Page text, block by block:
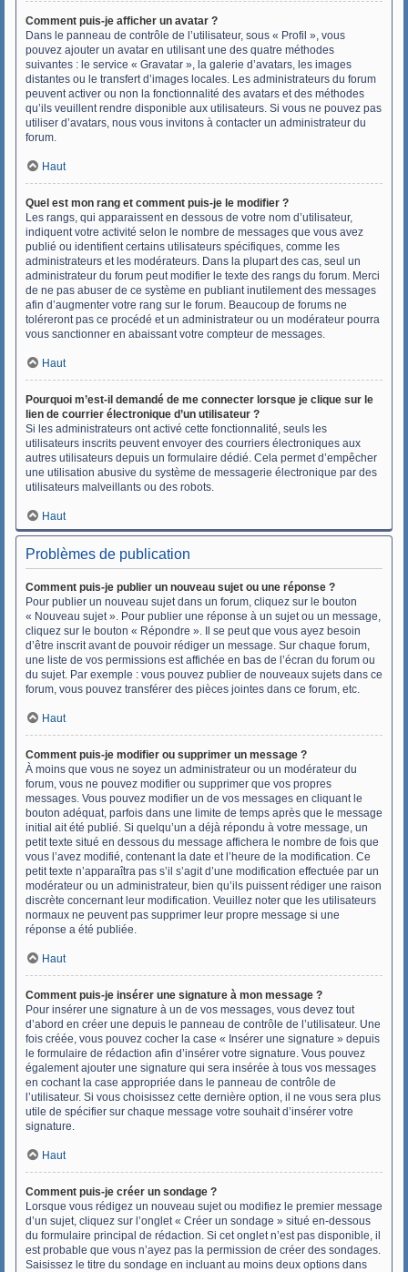
Comment puis-je afficher un avatar ?
Dans le panneau de contrôle de l’utilisateur, sous « Profil », vous
pouvez ajouter un avatar en utilisant une des quatre méthodes
suivantes : le service « Gravatar », la galerie d’avatars, les images
distantes ou le transfert d’images locales. Les administrateurs du forum
peuvent activer ou non la fonctionnalité des avatars et des méthodes
qu’ils veuillent rendre disponible aux utilisateurs. Si vous ne pouvez pas
utiliser d’avatars, nous vous invitons à contacter un administrateur du
forum.
Haut
Quel est mon rang et comment puis-je le modifier ?
Les rangs, qui apparaissent en dessous de votre nom d’utilisateur,
indiquent votre activité selon le nombre de messages que vous avez
publié ou identifient certains utilisateurs spécifiques, comme les
administrateurs et les modérateurs. Dans la plupart des cas, seul un
administrateur du forum peut modifier le texte des rangs du forum. Merci
de ne pas abuser de ce système en publiant inutilement des messages
afin d’augmenter votre rang sur le forum. Beaucoup de forums ne
toléreront pas ce procédé et un administrateur ou un modérateur pourra
vous sanctionner en abaissant votre compteur de messages.
Haut
Pourquoi m’est-il demandé de me connecter lorsque je clique sur le
lien de courrier électronique d’un utilisateur ?
Si les administrateurs ont activé cette fonctionnalité, seuls les
utilisateurs inscrits peuvent envoyer des courriers électroniques aux
autres utilisateurs depuis un formulaire dédié. Cela permet d’empêcher
une utilisation abusive du système de messagerie électronique par des
utilisateurs malveillants ou des robots.
Haut
Problèmes de publication
Comment puis-je publier un nouveau sujet ou une réponse ?
Pour publier un nouveau sujet dans un forum, cliquez sur le bouton
« Nouveau sujet ». Pour publier une réponse à un sujet ou un message,
cliquez sur le bouton « Répondre ». Il se peut que vous ayez besoin
d’être inscrit avant de pouvoir rédiger un message. Sur chaque forum,
une liste de vos permissions est affichée en bas de l’écran du forum ou
du sujet. Par exemple : vous pouvez publier de nouveaux sujets dans ce
forum, vous pouvez transférer des pièces jointes dans ce forum, etc.
Haut
Comment puis-je modifier ou supprimer un message ?
À moins que vous ne soyez un administrateur ou un modérateur du
forum, vous ne pouvez modifier ou supprimer que vos propres
messages. Vous pouvez modifier un de vos messages en cliquant le
bouton adéquat, parfois dans une limite de temps après que le message
initial ait été publié. Si quelqu’un a déjà répondu à votre message, un
petit texte situé en dessous du message affichera le nombre de fois que
vous l’avez modifié, contenant la date et l’heure de la modification. Ce
petit texte n’apparaîtra pas s’il s’agit d’une modification effectuée par un
modérateur ou un administrateur, bien qu’ils puissent rédiger une raison
discrète concernant leur modification. Veuillez noter que les utilisateurs
normaux ne peuvent pas supprimer leur propre message si une
réponse a été publiée.
Haut
Comment puis-je insérer une signature à mon message ?
Pour insérer une signature à un de vos messages, vous devez tout
d’abord en créer une depuis le panneau de contrôle de l’utilisateur. Une
fois créée, vous pouvez cocher la case « Insérer une signature » depuis
le formulaire de rédaction afin d’insérer votre signature. Vous pouvez
également ajouter une signature qui sera insérée à tous vos messages
en cochant la case appropriée dans le panneau de contrôle de
l’utilisateur. Si vous choisissez cette dernière option, il ne vous sera plus
utile de spécifier sur chaque message votre souhait d’insérer votre
signature.
Haut
Comment puis-je créer un sondage ?
Lorsque vous rédigez un nouveau sujet ou modifiez le premier message
d’un sujet, cliquez sur l’onglet « Créer un sondage » situé en-dessous
du formulaire principal de rédaction. Si cet onglet n’est pas disponible, il
est probable que vous n’ayez pas la permission de créer des sondages.
Saisissez le titre du sondage en incluant au moins deux options dans